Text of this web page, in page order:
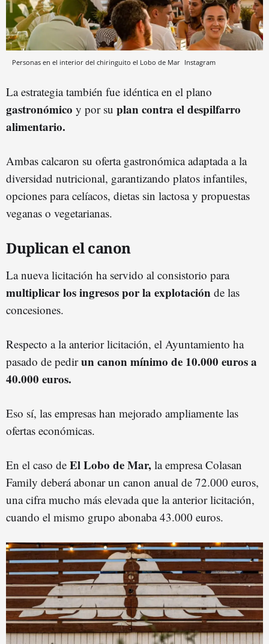
Personas en el interior del chiringuito el Lobo de Mar Instagram
La estrategia también fue idéntica en el plano
gastronómico y por su plan contra el despilfarro
alimentario.
Ambas calcaron su oferta gastronómica adaptada a la
diversidad nutricional, garantizando platos infantiles,
opciones para celíacos, dietas sin lactosa y propuestas
veganas o vegetarianas.
Duplican el canon
La nueva licitación ha servido al consistorio para
multiplicar los ingresos por la explotación de las
concesiones.
Respecto a la anterior licitación, el Ayuntamiento ha
pasado de pedirun canon mínimo de 10.000 euros a
40.000 euros.
Eso sí, las empresas han mejorado ampliamente las
ofertas económicas.
En el caso de El Lobo de Mar, la empresa Colasan
Family deberá abonar un canon anual de 72.000 euros,
una cifra mucho más elevada que la anterior licitación,
cuando el mismo grupo abonaba 43.000 euros.